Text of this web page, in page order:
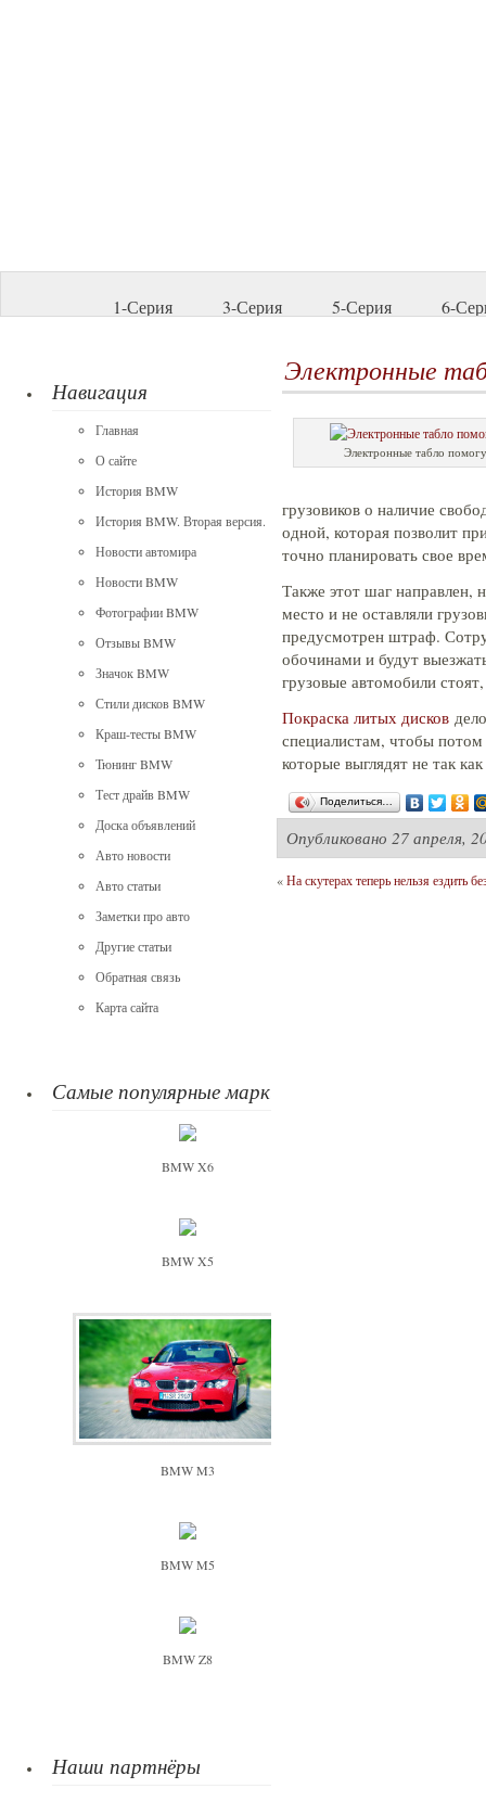
1-Серия 3-Серия 5-Серия 6-
Навигация
Главная
О сайте
История BMW
История BMW. Вторая версия.
Новости автомира
Новости BMW
Фотографии BMW
Отзывы BMW
Значок BMW
Стили дисков BMW
Краш-тесты BMW
Тюнинг BMW
Тест драйв BMW
Доска объявлений
Авто новости
Авто статьи
Заметки про авто
Другие статьи
Обратная связь
Карта сайта
Самые популярные марки
BMW X6
BMW X5
BMW M3
BMW M5
BMW Z8
Наши партнёры
Электронные
Электронные табло
грузовиков о наличие
одной, которая позволит
точно планировать свое
Также этот шаг направлен,
место и не оставляли
предусмотрен штраф.
обочинами и будут
грузовые автомобили
Покраска литых дисков
специалистам, чтобы
которые выглядят не так
Поделиться…
Опубликовано 27 апреля,
«На скутерах теперь нельзя ездить